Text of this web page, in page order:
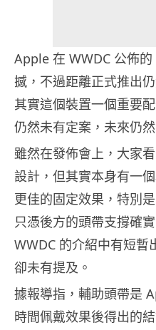
Apple 在 WWDC 公佈
撼，不過距離正式推出
其實這個裝置一個重要
仍然未有定案，未來仍
雖然在發佈會上，大家
設計，但其實本身有一
更佳的固定效果，特別
只憑後方的頭帶支撐確
WWDC 的介紹中有短暫
卻未有提及。
據報導指，輔助頭帶是
時間佩戴效果後得出的